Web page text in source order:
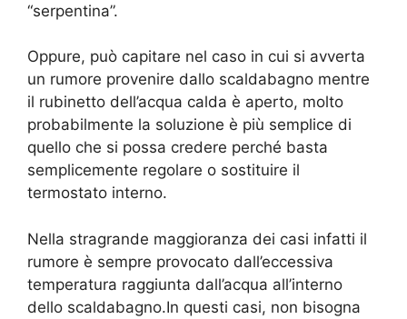
“serpentina”.
Oppure, può capitare nel caso in cui si avverta
un rumore provenire dallo scaldabagno mentre
il rubinetto dell’acqua calda è aperto, molto
probabilmente la soluzione è più semplice di
quello che si possa credere perché basta
semplicemente regolare o sostituire il
termostato interno.
Nella stragrande maggioranza dei casi infatti il
rumore è sempre provocato dall’eccessiva
temperatura raggiunta dall’acqua all’interno
dello scaldabagno.In questi casi, non bisogna